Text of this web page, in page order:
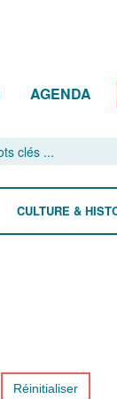
AGENDA
CULTURE &
Réinitialiser